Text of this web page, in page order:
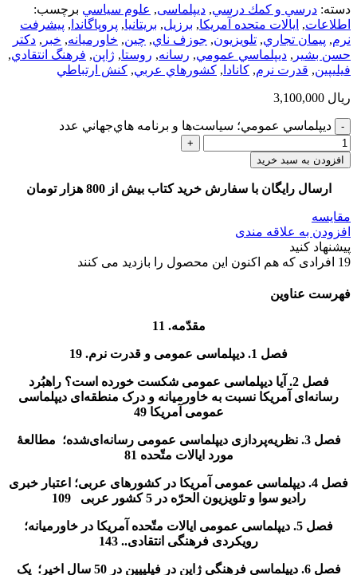
دسته: درسي و كمك درسي, دیپلماسی, علوم سياسي برچسب:
اطلاعات, ايالات متحده آمريكا, برزيل, بريتانيا, پروپاگاندا , پيشرفت
نرم, پيمان تجاري, تلويزيون, جوزف ناي, چين, خاورميانه, خبر , دكتر
حسن بشير , ديپلماسي عمومي, رسانه, روستا, ژاپن, فرهنگ انتقادي,
فيليپين, قدرت نرم, كانادا , كشورهاي عربي, كنش ارتباطي
ریال
ديپلماسي عمومي؛ سياست‌ها و برنامه هاي‌جهاني عدد
افزودن به سبد خرید
ارسال رایگان با سفارش خرید کتاب بیش از 800 هزار تومان
مقایسه
افزودن به علاقه مندی
پیشنهاد کنید
19 افرادی که هم اکنون این محصول را بازدید می کنند
فهرست عناوین
مقدّمه. 11
فصل 1. دیپلماسی عمومی و قدرت نرم. 19
فصل 2. آیا دیپلماسی عمومی شکست خورده است؟ راهبُرد
رسانه‌ای آمريکا نسبت به خاورمیانه و درک منطقه‌ای دیپلماسی
عمومی آمريکا 49
فصل 3. نظریه‌پردازی دیپلماسی عمومی رسانه‌ای‌شده؛ مطالعۀ
مورد ایالات متّحده 81
فصل 4. دیپلماسی عمومی آمريکا در کشورهای عربی؛ اعتبار خبری
رادیو سوا و تلویزیون الحرّه در 5 کشور عربی 109
فصل 5. دیپلماسی عمومی ایالات متّحده آمريکا در خاورمیانه؛
رویکردی فرهنگی انتقادی.. 143
فصل 6. دیپلماسی فرهنگی ژاپن در فیلیپین در 50 سال اخیر؛ یک